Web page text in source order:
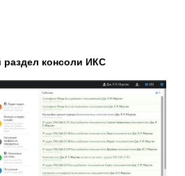
раздел консоли ИКС